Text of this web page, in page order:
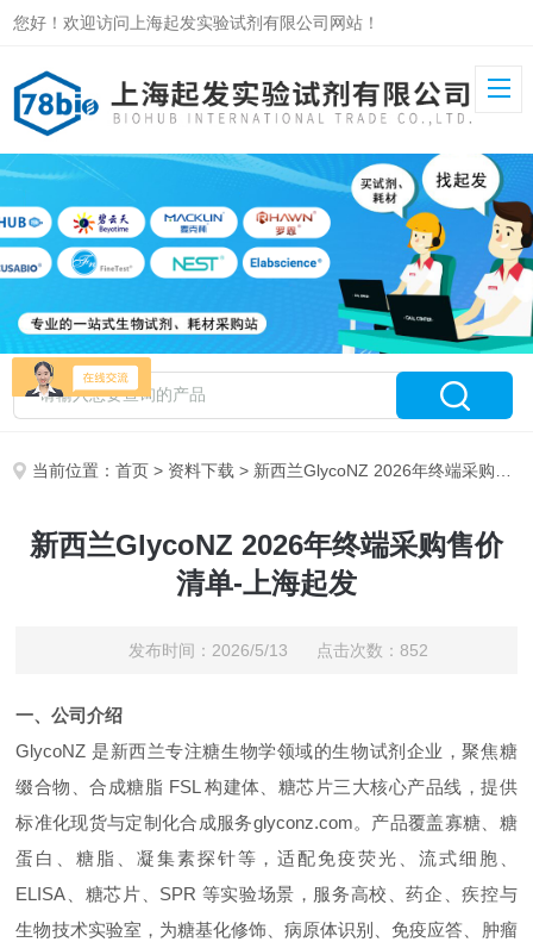
您好！欢迎访问上海起发实验试剂有限公司网站！
当前位置：首页 > 资料下载 > 新西兰GlycoNZ 2026年终端采购售价清单-上海起发
新西兰GlycoNZ 2026年终端采购售价
清单-上海起发
发布时间：2026/5/13 点击次数：852
一、公司介绍
GlycoNZ 是新西兰专注糖生物学领域的生物试剂企业，聚焦糖
缀合物、合成糖脂 FSL 构建体、糖芯片三大核心产品线，提供
标准化现货与定制化合成服务glyconz.com。产品覆盖寡糖、糖
蛋白、糖脂、凝集素探针等，适配免疫荧光、流式细胞、
ELISA、糖芯片、SPR 等实验场景，服务高校、药企、疾控与
生物技术实验室，为糖基化修饰、病原体识别、免疫应答、肿瘤